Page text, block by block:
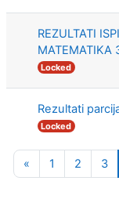
REZULTATI
MATEMATIKA
Locked
Rezultati
Locked
«Previous page
1 Page 1
2Page 2
3